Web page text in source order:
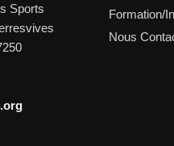
Sports
Formation/
Nous